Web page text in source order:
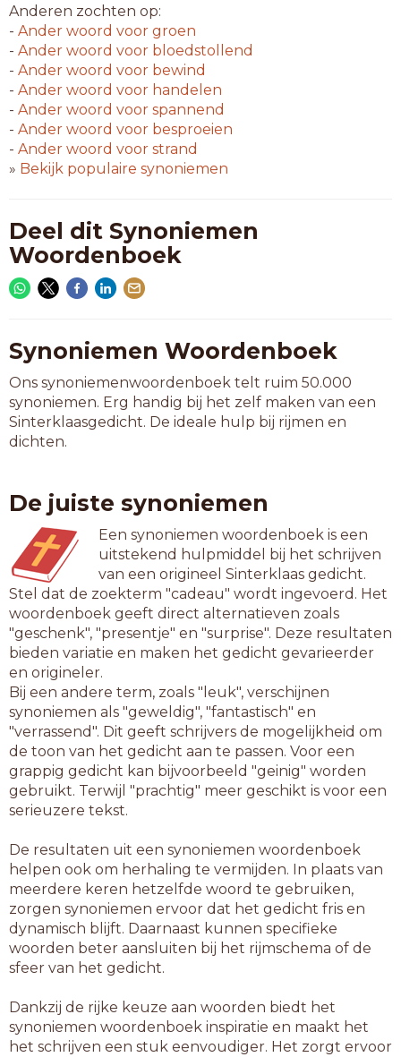
Anderen zochten op:
- Ander woord voor groen
- Ander woord voor bloedstollend
- Ander woord voor bewind
- Ander woord voor handelen
- Ander woord voor spannend
- Ander woord voor besproeien
- Ander woord voor strand
» Bekijk populaire synoniemen
Deel dit Synoniemen
Woordenboek
Synoniemen Woordenboek
Ons synoniemenwoordenboek telt ruim 50.000
synoniemen. Erg handig bij het zelf maken van een
Sinterklaasgedicht. De ideale hulp bij rijmen en
dichten.
De juiste synoniemen
Een synoniemen woordenboek is een
uitstekend hulpmiddel bij het schrijven
van een origineel Sinterklaas gedicht.
Stel dat de zoekterm "cadeau" wordt ingevoerd. Het
woordenboek geeft direct alternatieven zoals
"geschenk", "presentje" en "surprise". Deze resultaten
bieden variatie en maken het gedicht gevarieerder
en origineler.
Bij een andere term, zoals "leuk", verschijnen
synoniemen als "geweldig", "fantastisch" en
"verrassend". Dit geeft schrijvers de mogelijkheid om
de toon van het gedicht aan te passen. Voor een
grappig gedicht kan bijvoorbeeld "geinig" worden
gebruikt. Terwijl "prachtig" meer geschikt is voor een
serieuzere tekst.
De resultaten uit een synoniemen woordenboek
helpen ook om herhaling te vermijden. In plaats van
meerdere keren hetzelfde woord te gebruiken,
zorgen synoniemen ervoor dat het gedicht fris en
dynamisch blijft. Daarnaast kunnen specifieke
woorden beter aansluiten bij het rijmschema of de
sfeer van het gedicht.
Dankzij de rijke keuze aan woorden biedt het
synoniemen woordenboek inspiratie en maakt het
het schrijven een stuk eenvoudiger. Het zorgt ervoor